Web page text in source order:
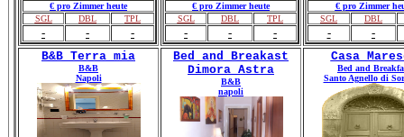
€ pro Zimmer heute
SGL
DBL TPL
- - -
€ pro Zimmer heute
SGL
DBL TPL
- - -
€ pro Zimmer
SGL
DBL
-
-
B&B Terra mia
B&B
Napoli
Bed and Breakast
Dimora Astra
B&B
napoli
Casa
Bed and
Santo Agnello di